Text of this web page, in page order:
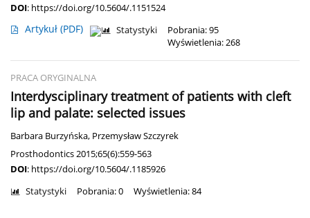
DOI: https://doi.org/10.5604/.1151524
Artykuł (PDF) Statystyki
Pobrania: 95
Wyświetlenia: 268
PRACA ORYGINALNA
Interdysciplinary treatment of patients with cleft
lip and palate: selected issues
Barbara Burzyńska, Przemysław Szczyrek
Prosthodontics 2015;65(6):559-563
DOI: https://doi.org/10.5604/.1185926
Statystyki Pobrania: 0 Wyświetlenia: 84